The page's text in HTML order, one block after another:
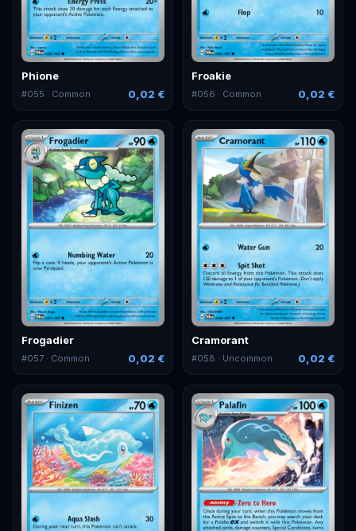
Phione
#055 · Common 0,02 €
Froakie
#056 · Common 0,02 €
Frogadier
#057 · Common 0,02 €
Cramorant
#058 · Uncommon 0,02 €